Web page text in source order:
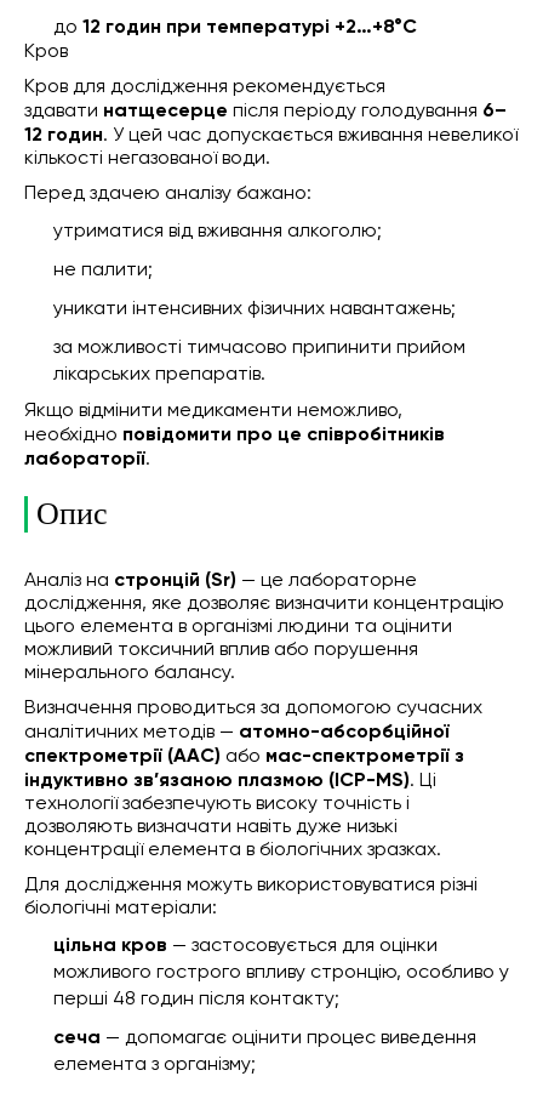
до 12 годин при температурі +2…+8°C
Кров
Кров для дослідження рекомендується
здавати натщесерце після періоду голодування 6–
12 годин. У цей час допускається вживання невеликої
кількості негазованої води.
Перед здачею аналізу бажано:
утриматися від вживання алкоголю;
не палити;
уникати інтенсивних фізичних навантажень;
за можливості тимчасово припинити прийом
лікарських препаратів.
Якщо відмінити медикаменти неможливо,
необхідно повідомити про це співробітників
лабораторії.
Опис
Аналіз на стронцій (Sr) — це лабораторне
дослідження, яке дозволяє визначити концентрацію
цього елемента в організмі людини та оцінити
можливий токсичний вплив або порушення
мінерального балансу.
Визначення проводиться за допомогою сучасних
аналітичних методів — атомно-абсорбційної
спектрометрії (ААС) або мас-спектрометрії з
індуктивно зв’язаною плазмою (ICP-MS). Ці
технології забезпечують високу точність і
дозволяють визначати навіть дуже низькі
концентрації елемента в біологічних зразках.
Для дослідження можуть використовуватися різні
біологічні матеріали:
цільна кров — застосовується для оцінки
можливого гострого впливу стронцію, особливо у
перші 48 годин після контакту;
сеча — допомагає оцінити процес виведення
елемента з організму;